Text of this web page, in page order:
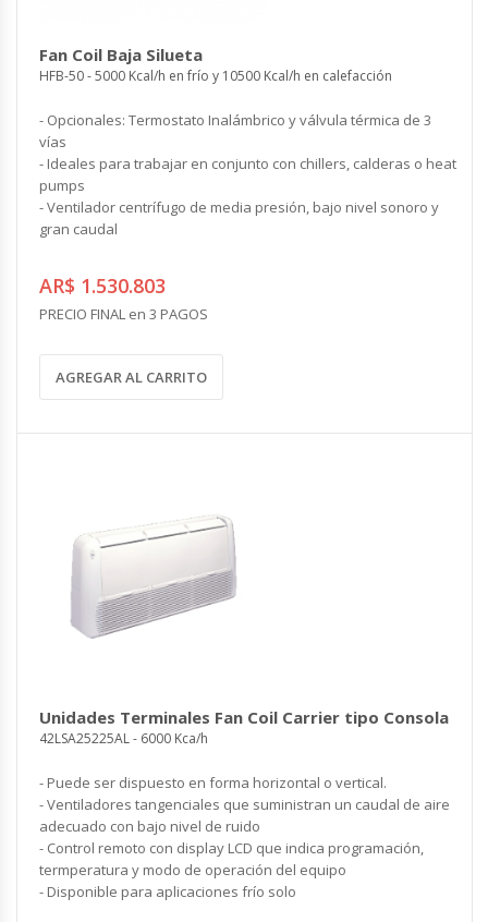
Fan Coil Baja Silueta
HFB-50 - 5000 Kcal/h en frío y 10500 Kcal/h en calefacción
- Opcionales: Termostato Inalámbrico y válvula térmica de 3
vías
- Ideales para trabajar en conjunto con chillers, calderas o heat
pumps
- Ventilador centrífugo de media presión, bajo nivel sonoro y
gran caudal
AR$ 1.530.803
PRECIO FINAL en 3 PAGOS
AGREGAR AL CARRITO
Unidades Terminales Fan Coil Carrier tipo Consola
42LSA25225AL - 6000 Kca/h
- Puede ser dispuesto en forma horizontal o vertical.
- Ventiladores tangenciales que suministran un caudal de aire
adecuado con bajo nivel de ruido
- Control remoto con display LCD que indica programación,
termperatura y modo de operación del equipo
- Disponible para aplicaciones frío solo